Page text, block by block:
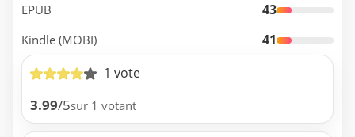
EPUB 43
Kindle (MOBI)
41
1 vote
3.99/5sur 1 votant